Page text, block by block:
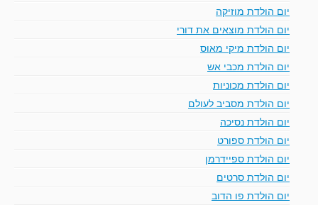
יום הולדת מוזיקה
יום הולדת מוצאים את דורי
יום הולדת מיקי מאוס
יום הולדת מכבי אש
יום הולדת מכוניות
יום הולדת מסביב לעולם
יום הולדת נסיכה
יום הולדת ספורט
יום הולדת ספיידרמן
יום הולדת סרטים
יום הולדת פו הדוב